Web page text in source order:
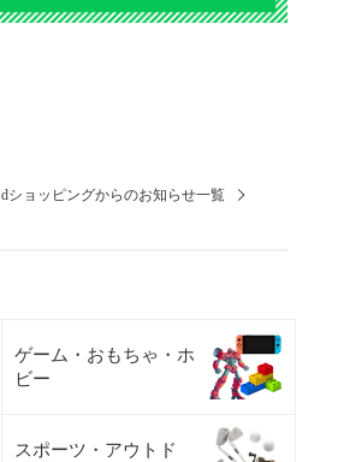
dショッピングからのお知らせ一覧
ゲーム・おもちゃ・ホ
ビー
スポーツ・アウトド